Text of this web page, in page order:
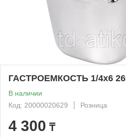
ГАСТРОЕМКОСТЬ 1/4х6
В наличии
Код: 20000020629
Розница
4 300 ₸